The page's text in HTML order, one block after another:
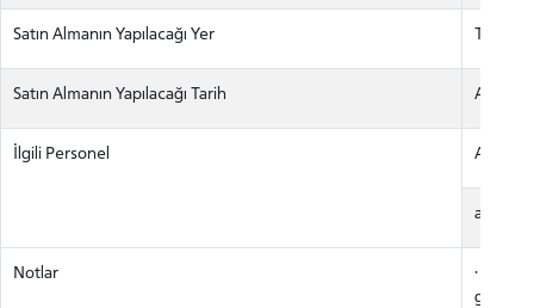
Satın Almanın Yapılacağı Yer Taksim
Satın Almanın Yapılacağı Tarih Aralık
İlgili Personel Aynur
Notlar
· Ürün
garanti